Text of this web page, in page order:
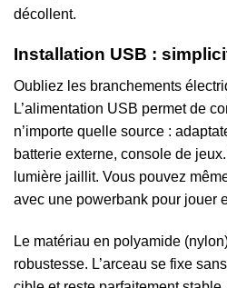
décollent.
Installation USB :
Oubliez les branchements
L’alimentation USB permet de
n’importe quelle source :
batterie externe, console de
lumière jaillit. Vous pouvez
avec une powerbank pour jouer
Le matériau en polyamide
robustesse. L’arceau se fixe